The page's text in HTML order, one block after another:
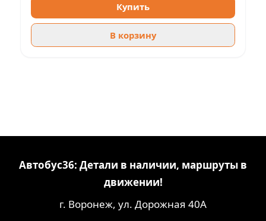
Купить
В корзину
Автобус36: Детали в наличии, маршруты в
движении!
г. Воронеж, ул. Дорожная 40А